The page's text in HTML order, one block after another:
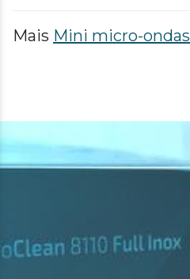
Mais Mini micro-ondas